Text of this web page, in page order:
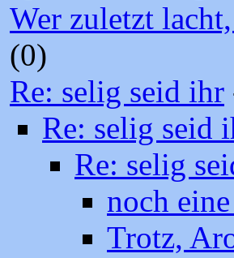
Wer zuletzt
(0)
Re: selig seid ihr
Re: selig seid
Re: selig
noch
Trotz,